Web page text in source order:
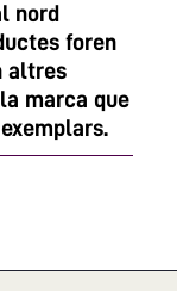
nord
foren
altres
marca que